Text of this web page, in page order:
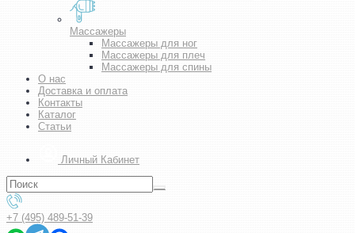
Массажеры
Массажеры для ног
Массажеры для плеч
Массажеры для спины
О нас
Доставка и оплата
Контакты
Каталог
Статьи
Личный Кабинет
+7 (495) 489-51-39